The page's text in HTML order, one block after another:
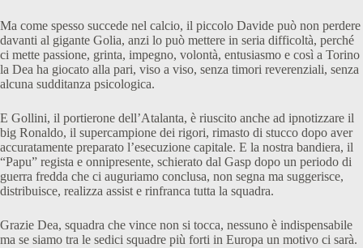
Ma come spesso succede nel calcio, il piccolo Davide può non perdere
davanti al gigante Golia, anzi lo può mettere in seria difficoltà, perché
ci mette passione, grinta, impegno, volontà, entusiasmo e così a Torino
la Dea ha giocato alla pari, viso a viso, senza timori reverenziali, senza
alcuna sudditanza psicologica.
E Gollini, il portierone dell’Atalanta, è riuscito anche ad ipnotizzare il
big Ronaldo, il supercampione dei rigori, rimasto di stucco dopo aver
accuratamente preparato l’esecuzione capitale. E la nostra bandiera, il
“Papu” regista e onnipresente, schierato dal Gasp dopo un periodo di
guerra fredda che ci auguriamo conclusa, non segna ma suggerisce,
distribuisce, realizza assist e rinfranca tutta la squadra.
Grazie Dea, squadra che vince non si tocca, nessuno è indispensabile
ma se siamo tra le sedici squadre più forti in Europa un motivo ci sarà.